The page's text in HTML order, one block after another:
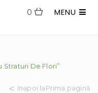
MENU
0
De Flori”
Inapoi laPrima pagină